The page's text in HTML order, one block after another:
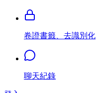
卷證書籤、去識別化
聊天紀錄